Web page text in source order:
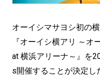
オーイシマサヨシ初の
『オーイシ横アリ ～
at 横浜アリーナ～』を
s開催することが決定し